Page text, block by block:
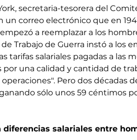
secretaria-tesorera del
un correo electrónico que en
a reemplazar a los
Trabajo de Guerra instó a los
tarifas salariales pagadas a las
por una calidad y cantidad de
Pero dos décadas
sólo unos 59 céntimos
diferencias salariales entre